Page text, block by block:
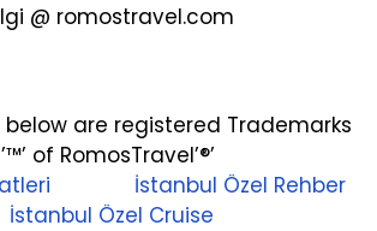
@ romostravel.com
below are registered Trademarks
’™’ of RomosTravel’®’
İstanbul Özel Rehber
İstanbul Özel Cruise